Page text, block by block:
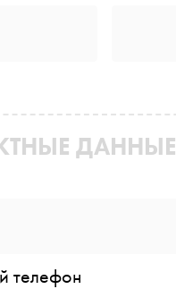
ДАННЫЕ
телефон